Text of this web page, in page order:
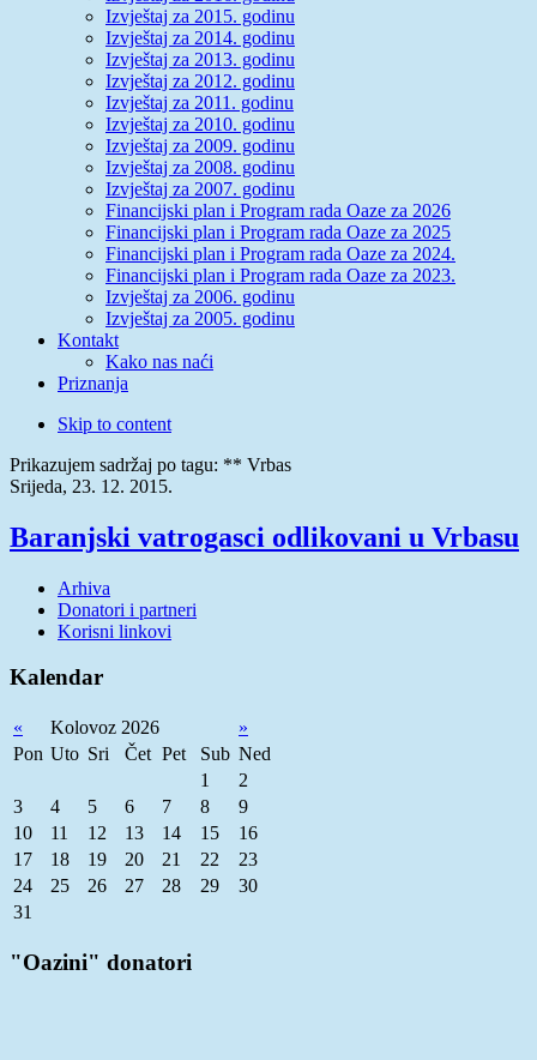
Izvještaj za 2015. godinu
Izvještaj za 2014. godinu
Izvještaj za 2013. godinu
Izvještaj za 2012. godinu
Izvještaj za 2011. godinu
Izvještaj za 2010. godinu
Izvještaj za 2009. godinu
Izvještaj za 2008. godinu
Izvještaj za 2007. godinu
Financijski plan i Program rada Oaze za 2026
Financijski plan i Program rada Oaze za 2025
Financijski plan i Program rada Oaze za 2024.
Financijski plan i Program rada Oaze za 2023.
Izvještaj za 2006. godinu
Izvještaj za 2005. godinu
Kontakt
Kako nas naći
Priznanja
Skip to content
Prikazujem sadržaj po tagu: ** Vrbas
Srijeda, 23. 12. 2015.
Baranjski vatrogasci odlikovani u Vrbasu
Arhiva
Donatori i partneri
Korisni linkovi
Kalendar
« Kolovoz 2026
»
Pon Uto Sri Čet Pet Sub Ned
1
2
3
4 5 6 7 8
9
10
11 12 13 14 15
16
17
18 19 20 21 22
23
24
25 26 27 28 29
30
31
"Oazini" donatori